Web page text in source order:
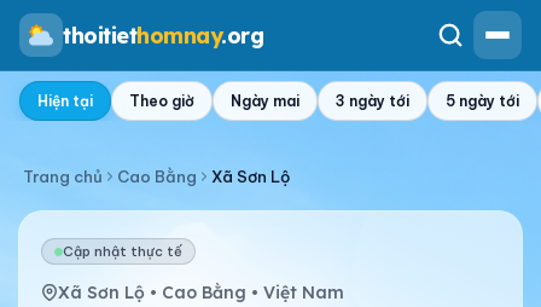
thoitiethomnay.org
Hiện tại Theo giờ Ngày mai 3 ngày tới 5 ngày tới
Trang chủ Cao Bằng Xã Sơn Lộ
Cập nhật thực tế
Xã Sơn Lộ • Cao Bằng • Việt Nam